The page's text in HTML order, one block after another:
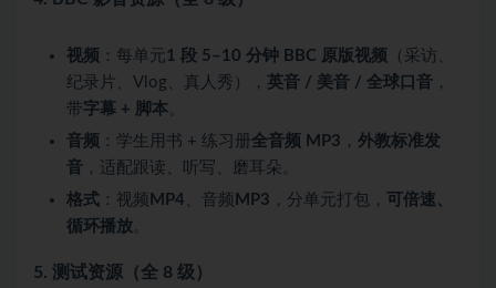
视频 ：每单元 1 段 5–10 分钟 BBC 原版视频 （采访、
纪录片、Vlog、真人秀）， 英音 / 美音 / 全球口音 ，
带字幕 + 脚本
音频 ：学生用书 + 练习册全音频 MP3 ， 外教标准发
音 ，适配跟读、听写、磨耳朵。
格式 ：视频 MP4 、音频 MP3 ，分单元打包，
可倍速、
循环播放
5. 测试资源（全 8 级）